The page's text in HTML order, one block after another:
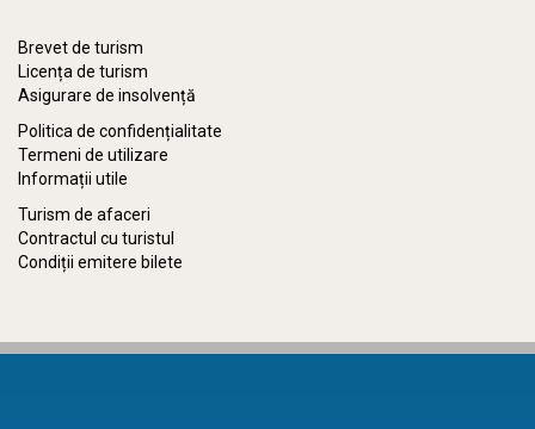
Brevet de turism
Licența de turism
Asigurare de insolvență
Politica de confidențialitate
Termeni de utilizare
Informații utile
Turism de afaceri
Contractul cu turistul
Condiții emitere bilete